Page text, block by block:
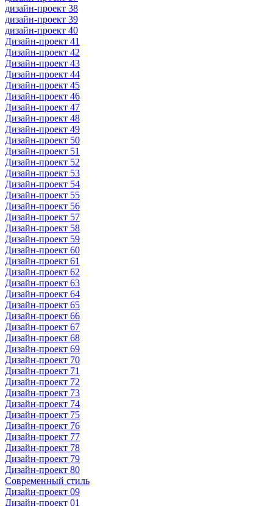
дизайн-проект 38
дизайн-проект 39
дизайн-проект 40
Дизайн-проект 41
Дизайн-проект 42
Дизайн-проект 43
Дизайн-проект 44
Дизайн-проект 45
Дизайн-проект 46
Дизайн-проект 47
Дизайн-проект 48
Дизайн-проект 49
Дизайн-проект 50
Дизайн-проект 51
Дизайн-проект 52
Дизайн-проект 53
Дизайн-проект 54
Дизайн-проект 55
Дизайн-проект 56
Дизайн-проект 57
Дизайн-проект 58
Дизайн-проект 59
Дизайн-проект 60
Дизайн-проект 61
Дизайн-проект 62
Дизайн-проект 63
Дизайн-проект 64
Дизайн-проект 65
Дизайн-проект 66
Дизайн-проект 67
Дизайн-проект 68
Дизайн-проект 69
Дизайн-проект 70
Дизайн-проект 71
Дизайн-проект 72
Дизайн-проект 73
Дизайн-проект 74
Дизайн-проект 75
Дизайн-проект 76
Дизайн-проект 77
Дизайн-проект 78
Дизайн-проект 79
Дизайн-проект 80
Современный стиль
Дизайн-проект 09
Дизайн-проект 01